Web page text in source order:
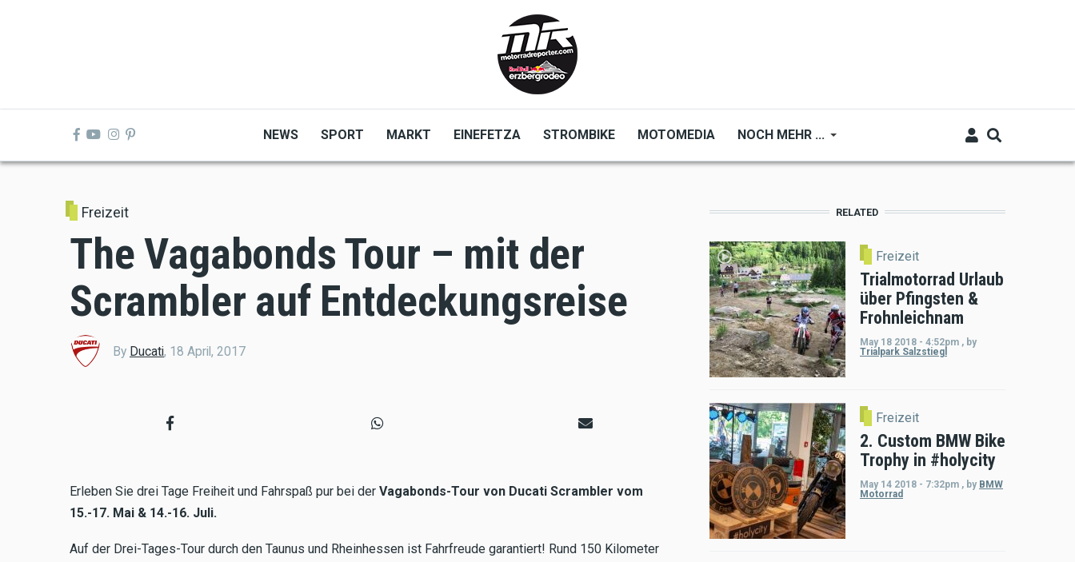
NEWS SPORT MARKT EINEFETZA STROMBIKE MOTOMEDIA NOCH MEHR ...
Freizeit
The Vagabonds Tour – mit der
Scrambler auf Entdeckungsreise
By Ducati, 18 April, 2017
Erleben Sie drei Tage Freiheit und Fahrspaß pur bei der Vagabonds-Tour von Ducati Scrambler vom
15.-17. Mai & 14.-16. Juli.
Auf der Drei-Tages-Tour durch den Taunus und Rheinhessen ist Fahrfreude garantiert! Rund 150 Kilometer
RELATED
Freizeit
Trialmotorrad Urlaub
über Pfingsten &
Frohnleichnam
May 18 2018 - 4:52pm , by
Trialpark Salzstiegl
Freizeit
2. Custom BMW Bike
Trophy in #holycity
May 14 2018 - 7:32pm , by BMW
Motorrad